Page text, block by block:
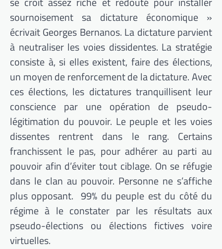
sournoisement sa dictature économique »
écrivait Georges Bernanos. La dictature parvient
à neutraliser les voies dissidentes. La stratégie
consiste à, si elles existent, faire des élections,
un moyen de renforcement de la dictature. Avec
ces élections, les dictatures tranquillisent leur
conscience par une opération de pseudo-
légitimation du pouvoir. Le peuple et les voies
dissentes rentrent dans le rang. Certains
franchissent le pas, pour adhérer au parti au
pouvoir afin d’éviter tout ciblage. On se réfugie
dans le clan au pouvoir. Personne ne s’affiche
plus opposant. 99% du peuple est du côté du
régime à le constater par les résultats aux
pseudo-élections ou élections fictives voire
virtuelles.